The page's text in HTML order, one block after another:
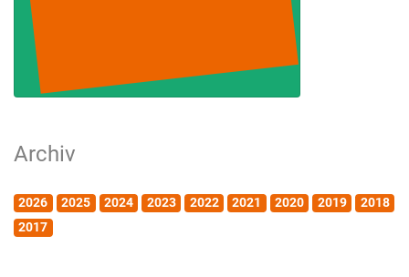
Archiv
2026 2025 2024 2023 2022 2021 2020 2019
2018
2017